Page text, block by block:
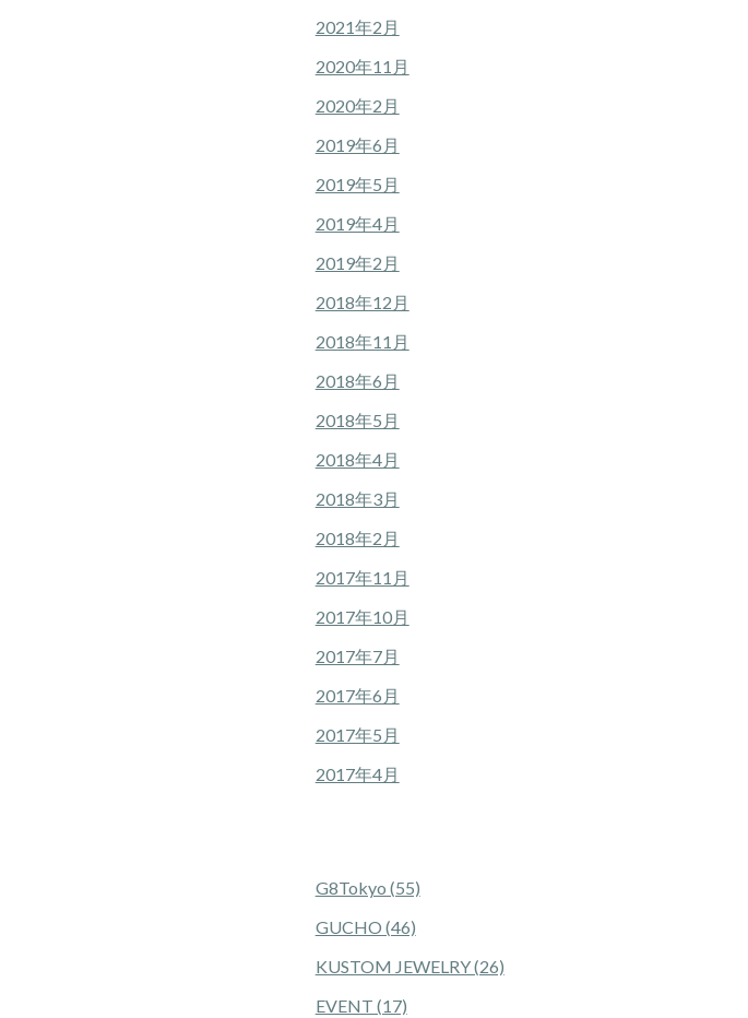
2021年2月
2020年11月
2020年2月
2019年6月
2019年5月
2019年4月
2019年2月
2018年12月
2018年11月
2018年6月
2018年5月
2018年4月
2018年3月
2018年2月
2017年11月
2017年10月
2017年7月
2017年6月
2017年5月
2017年4月
G8Tokyo (55)
GUCHO (46)
KUSTOM JEWELRY (26)
EVENT (17)